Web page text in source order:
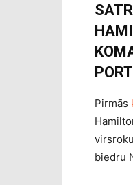
Pirmās
biedru